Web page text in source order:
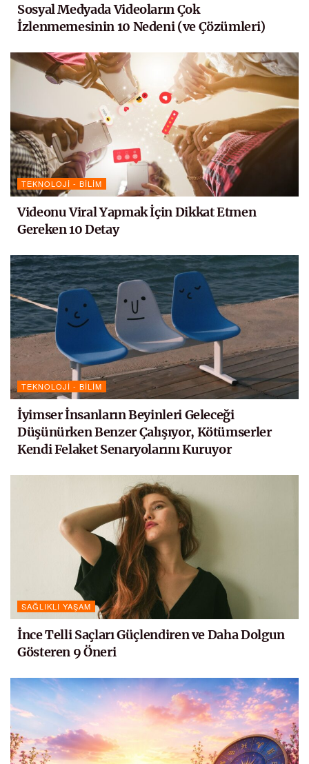
Sosyal Medyada Videoların Çok
İzlenmemesinin 10 Nedeni (ve Çözümleri)
TEKNOLOJI - BILIM
Videonu Viral Yapmak İçin Dikkat Etmen
Gereken 10 Detay
TEKNOLOJI - BILIM
İyimser İnsanların Beyinleri Geleceği
Düşünürken Benzer Çalışıyor, Kötümserler
Kendi Felaket Senaryolarını Kuruyor
SAĞLIKLI YAŞAM
İnce Telli Saçları Güçlendiren ve Daha Dolgun
Gösteren 9 Öneri